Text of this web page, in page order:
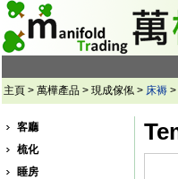
主頁 > 萬樺產品 > 現成傢俬 > 床褥 >
客廳
梳化
睡房